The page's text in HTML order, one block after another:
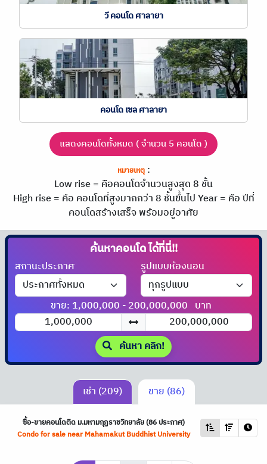
วี คอนโด ศาลายา
คอนโด เซล ศาลายา
แสดงคอนโดทั้งหมด ( จำนวน 5 คอนโด )
หมายเหตุ:
Low rise = คือคอนโดจำนวนสูงสุด 8 ชั้น
High rise = คือ คอนโดที่สูงมากกว่า 8 ชั้นขึ้นไปYear = คือ ปีที่
คอนโดสร้างเสร็จ พร้อมอยู่อาศัย
ค้นหาคอนโดได้ที่นี่!!
สถานะประกาศ รูปแบบห้องนอน
ขาย: 1,000,000 - 200,000,000 บาท
ค้นหา คลิก!
เช่า (209) ขาย (86)
ซื้อ-ขายคอนโดติด ม.มหามกุฏราชวิทยาลัย (86 ประกาศ)
Condo for sale near Mahamakut Buddhist University